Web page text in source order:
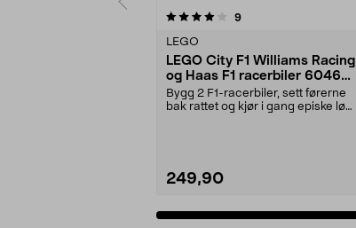
9anmeldelser
LEGO
LEGO City F1 Williams Racing
og Haas F1 racerbiler 60464,
fra 4 år
Bygg 2 F1-racerbiler, sett førerne
bak rattet og kjør i gang episke løp.
249,90
5.0av 5 stjerner